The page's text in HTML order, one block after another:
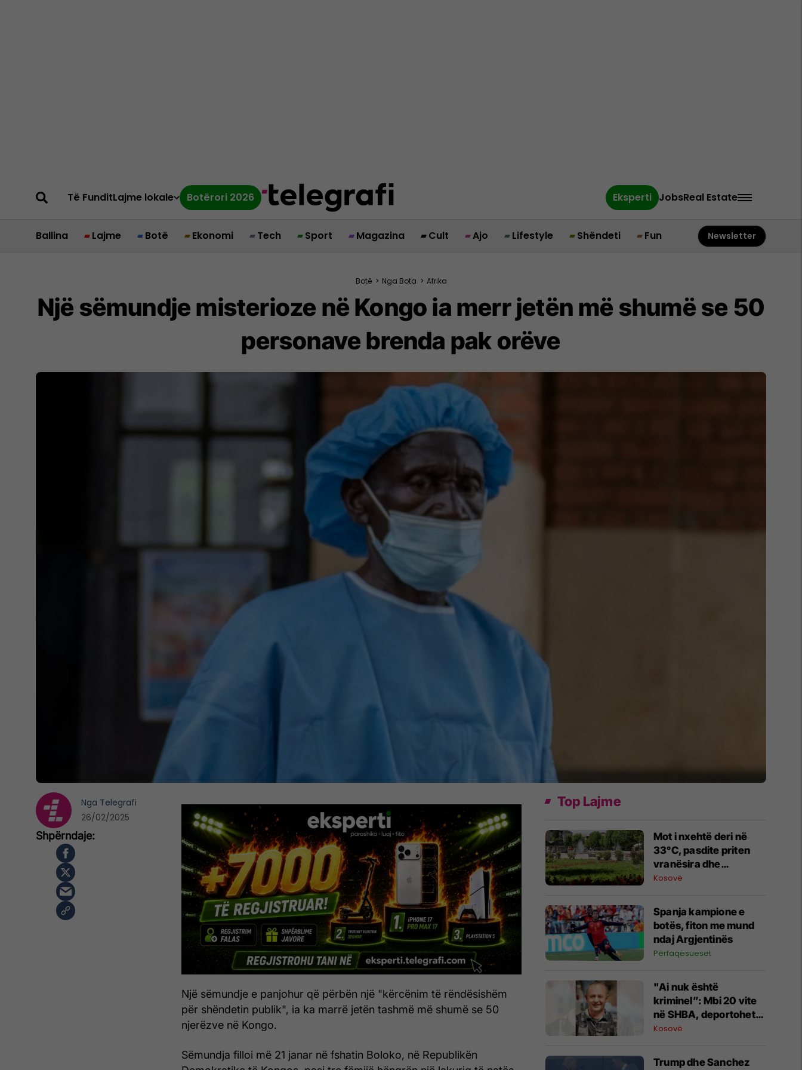
Të FunditLajme lokale Botërori 2026 Eksperti JobsReal Estate
Ballina Lajme Botë Ekonomi Tech Sport Magazina Cult Ajo Lifestyle Shëndeti Fun Newsletter
Botë > Nga Bota > Afrika
Një sëmundje misterioze në Kongo ia merr jetën më shumë se 50
personave brenda pak orëve
Një sëmundje e panjohur që përbën një "kërcënim të rëndësishëm
për shëndetin publik", ia ka marrë jetën tashmë më shumë se 50
njerëzve në Kongo.
Sëmundja filloi më 21 janar në fshatin Boloko, në Republikën
Nga Telegrafi
26/02/2025
Top Lajme
Mot i nxehtë deri në
33°C, pasdite priten
vranësira dhe
rrebeshe shiu
Kosovë
Spanja kampione e
botës, fiton me mund
ndaj Argjentinës
Përfaqësueset
"Ai nuk është
kriminel”: Mbi 20 vite
në SHBA, deportohet
berberi shqiptar
Kosovë
Trump dhe Sanchez